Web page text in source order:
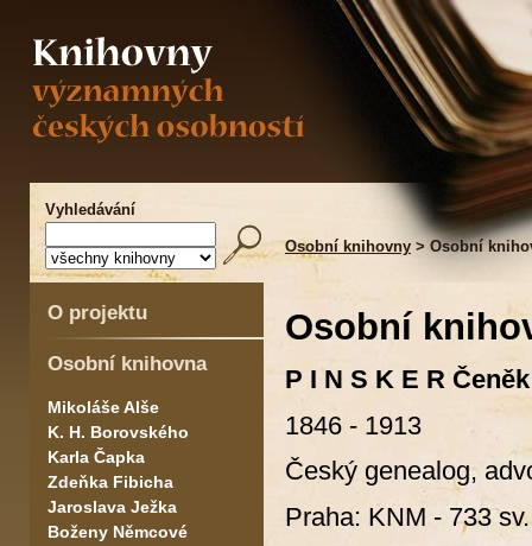
Vyhledávání
Osobní knihovny > Osobní
O projektu
Osobní knihovna
Mikoláše Alše
K. H. Borovského
Karla Čapka
Zdeňka Fibicha
Jaroslava Ježka
Boženy Němcové
Osobní
P I N S K E R Čeněk
1846 - 1913
Český genealog,
Praha: KNM - 733 sv.